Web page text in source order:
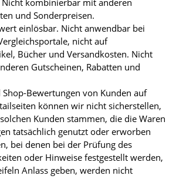
kombinierbar mit anderen
und Sonderpreisen.
einlösbar. Nicht anwendbar bei
nicht auf
Bücher und Versandkosten. Nicht
Gutscheinen, Rabatten und
Bewertungen von Kunden auf
können wir nicht sicherstellen,
Kunden stammen, die die Waren
tatsächlich genutzt oder erworben
bei denen bei der Prüfung des
oder Hinweise festgestellt werden,
Anlass geben, werden nicht